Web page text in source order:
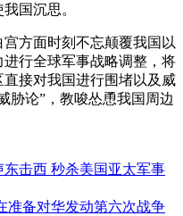
国沉思。
方面时刻不忘颠覆我国以
行全球军事战略调整，将
接对我国进行围堵以及威
胁论”，教唆怂恿我国周边
击西 秒杀美国亚太军事
准备对华发动第六次战争